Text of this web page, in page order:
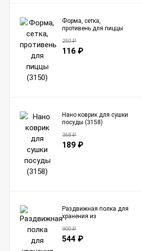
Форма, сетка,
противень для пиццы
250₽
116 ₽
Нано коврик для сушки
посуды (3158)
368₽
189 ₽
Раздвижная полка для
хранения из
Белая (3161)
900₽
544 ₽